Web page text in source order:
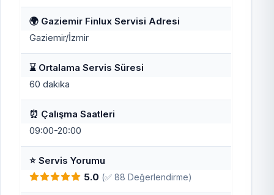
🌍 Gaziemir Finlux Servisi Adresi
Gaziemir/İzmir
⌛ Ortalama Servis Süresi
60 dakika
⏰ Çalışma Saatleri
09:00-20:00
⭐ Servis Yorumu
5.0 (✅ 88 Değerlendirme)